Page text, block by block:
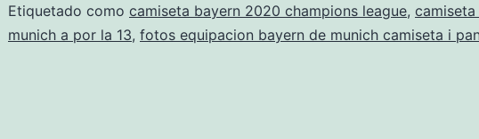
mujer
Etiquetado como camiseta bayern 2020 champions league,
munich a por la 13, fotos equipacion bayern de munich camiseta i